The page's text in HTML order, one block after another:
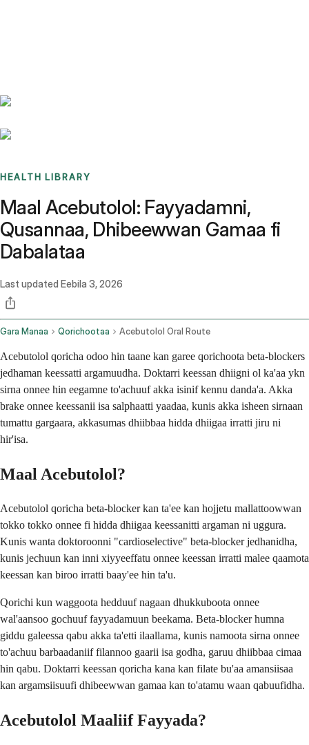
HEALTH LIBRARY
Maal Acebutolol: Fayyadamni,
Qusannaa, Dhibeewwan Gamaa fi
Dabalataa
Last updated Eebila 3, 2026
Gara Manaa Qorichootaa Acebutolol Oral Route
Acebutolol qoricha odoo hin taane kan garee qorichoota beta-blockers
jedhaman keessatti argamuudha. Doktarri keessan dhiigni ol ka'aa ykn
sirna onnee hin eegamne to'achuuf akka isinif kennu danda'a. Akka
brake onnee keessanii isa salphaatti yaadaa, kunis akka isheen sirnaan
tumattu gargaara, akkasumas dhiibbaa hidda dhiigaa irratti jiru ni
hir'isa.
Maal Acebutolol?
Acebutolol qoricha beta-blocker kan ta'ee kan hojjetu mallattoowwan
tokko tokko onnee fi hidda dhiigaa keessanitti argaman ni uggura.
Kunis wanta doktoroonni "cardioselective" beta-blocker jedhanidha,
kunis jechuun kan inni xiyyeeffatu onnee keessan irratti malee qaamota
keessan kan biroo irratti baay'ee hin ta'u.
Qorichi kun waggoota hedduuf nagaan dhukkuboota onnee
wal'aansoo gochuuf fayyadamuun beekama. Beta-blocker humna
giddu galeessa qabu akka ta'etti ilaallama, kunis namoota sirna onnee
to'achuu barbaadaniif filannoo gaarii isa godha, garuu dhiibbaa cimaa
hin qabu. Doktarri keessan qoricha kana kan filate bu'aa amansiisaa
kan argamsiisuufi dhibeewwan gamaa kan to'atamu waan qabuufidha.
Acebutolol Maaliif Fayyada?